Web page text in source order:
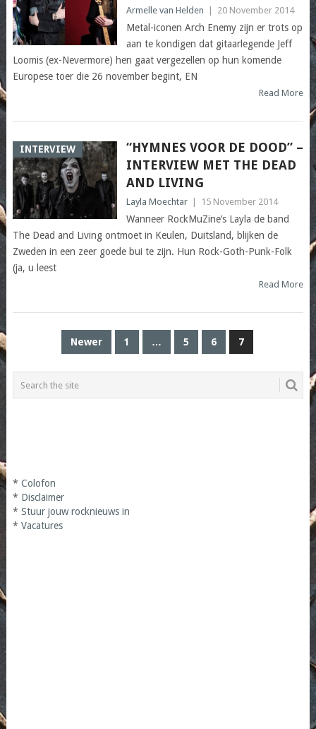
Armelle van Helden 20 November 2014
Metal-iconen Arch Enemy zijn er trots op
aan te kondigen dat gitaarlegende Jeff
Loomis (ex-Nevermore) hen gaat vergezellen op hun komende
Europese toer die 26 november begint, EN
Read More
INTERVIEW
“HYMNES VOOR DE DOOD” –
INTERVIEW MET THE DEAD
AND LIVING
Layla Moechtar 15 November 2014
Wanneer RockMuZine’s Layla de band
The Dead and Living ontmoet in Keulen, Duitsland, blijken de
Zweden in een zeer goede bui te zijn. Hun Rock-Goth-Punk-Folk
(ja, u leest
Read More
Newer 1 … 5 6 7
* Colofon
* Disclaimer
* Stuur jouw rocknieuws in
* Vacatures